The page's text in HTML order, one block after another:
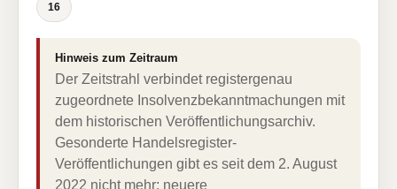
16
Hinweis zum Zeitraum
Der Zeitstrahl verbindet registergenau
zugeordnete Insolvenzbekanntmachungen mit
dem historischen Veröffentlichungsarchiv.
Gesonderte Handelsregister-
Veröffentlichungen gibt es seit dem 2. August
2022 nicht mehr; neuere